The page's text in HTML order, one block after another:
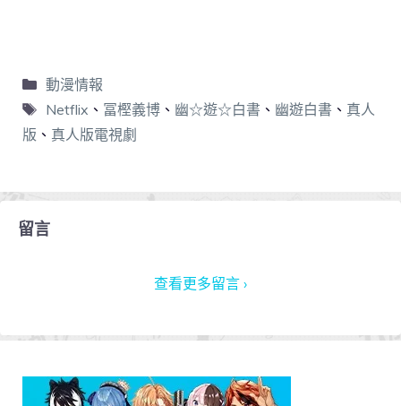
動漫情報
Netflix 、 冨樫義博、 幽☆遊☆白書 、 幽遊白書 、 真人
版 、 真人版電視劇
留言
查看更多留言 ›